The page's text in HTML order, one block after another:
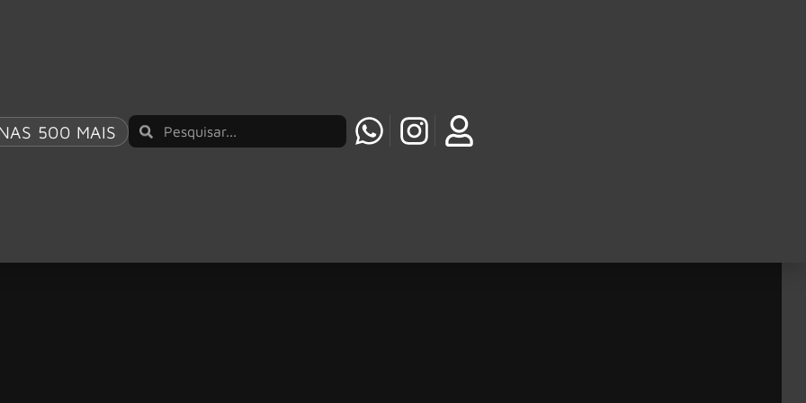
500 MAIS